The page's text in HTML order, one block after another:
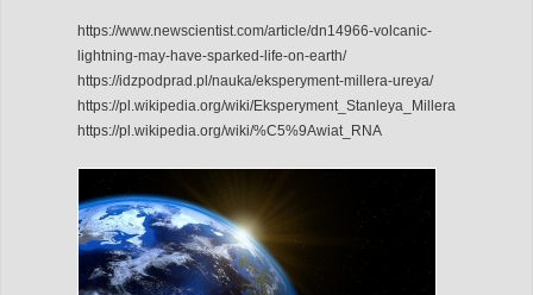
https://www.newscientist.com/article/dn14966-volcanic-
lightning-may-have-sparked-life-on-earth/
https://idzpodprad.pl/nauka/eksperyment-millera-ureya/
https://pl.wikipedia.org/wiki/Eksperyment_Stanleya_Millera
https://pl.wikipedia.org/wiki/%C5%9Awiat_RNA